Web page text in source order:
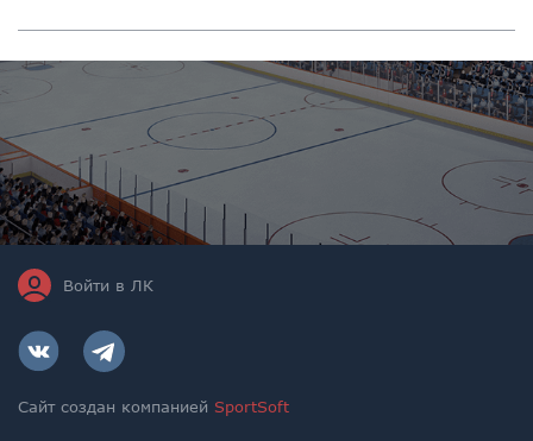
Войти в ЛК
Сайт создан компанией SportSoft